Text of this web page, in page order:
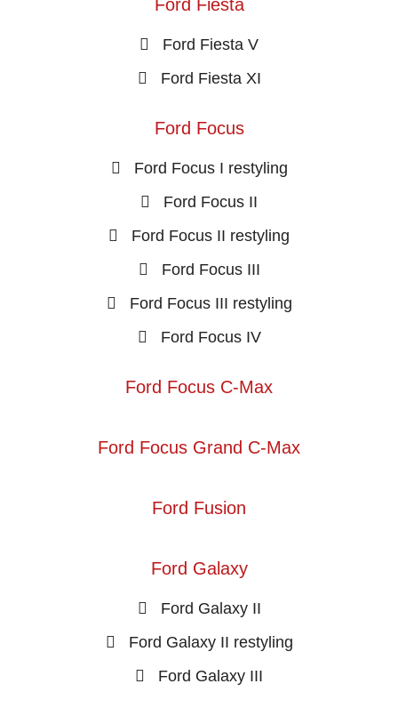
Ford Fiesta
Ford Fiesta V
Ford Fiesta XI
Ford Focus
Ford Focus I restyling
Ford Focus II
Ford Focus II restyling
Ford Focus III
Ford Focus III restyling
Ford Focus IV
Ford Focus C-Max
Ford Focus Grand C-Max
Ford Fusion
Ford Galaxy
Ford Galaxy II
Ford Galaxy II restyling
Ford Galaxy III